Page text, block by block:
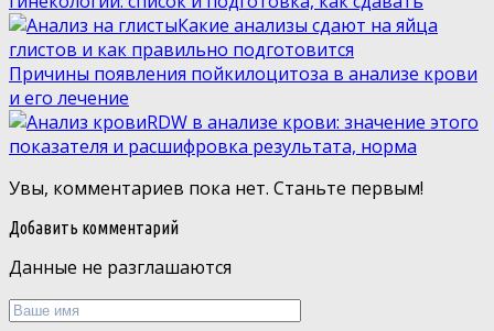
Какие анализы сдают на яйца
глистов и как правильно подготовится
Причины появления пойкилоцитоза в анализе крови
и его лечение
RDW в анализе крови: значение этого
показателя и расшифровка результата, норма
Увы, комментариев пока нет. Станьте первым!
Добавить комментарий
Данные не разглашаются